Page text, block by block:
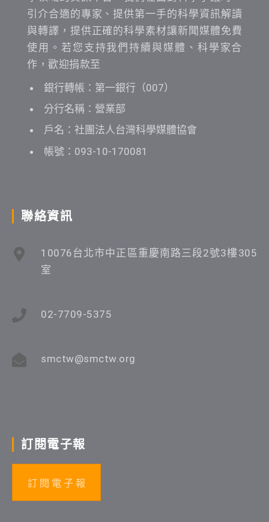
引介合適的專家、提供第一手的科學資訊解讀
與轉譯，提供正確的科學素材讓新聞媒體免費
使用。若您支持我們持續與媒體、科學家合
作，歡迎捐款至
銀行轉帳：第一銀行（007）
分行名稱：營業部
戶名：社團法人台灣科學媒體協會
帳號：093-10-170081
聯絡資訊
10076台北市中正區重慶南路三段2號3樓305
室
02-7709-5375
smctw@smctw.org
訂閱電子報
訂 閱 電 子 報